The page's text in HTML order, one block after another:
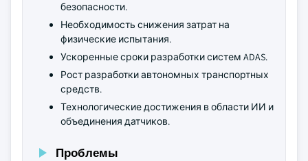
безопасности.
Необходимость снижения затрат на
физические испытания.
Ускоренные сроки разработки систем ADAS.
Рост разработки автономных транспортных
средств.
Технологические достижения в области ИИ и
объединения датчиков.
Проблемы